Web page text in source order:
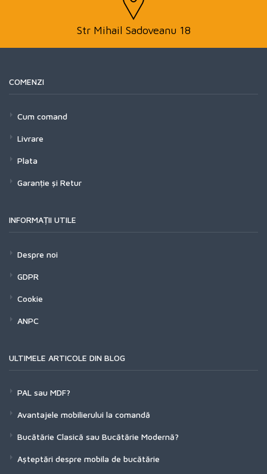
Str Mihail Sadoveanu 18
COMENZI
Cum comand
Livrare
Plata
Garanție și Retur
INFORMAȚII UTILE
Despre noi
GDPR
Cookie
ANPC
ULTIMELE ARTICOLE DIN BLOG
PAL sau MDF?
Avantajele mobilierului la comandă
Bucătărie Clasică sau Bucătărie Modernă?
Așteptări despre mobila de bucătărie